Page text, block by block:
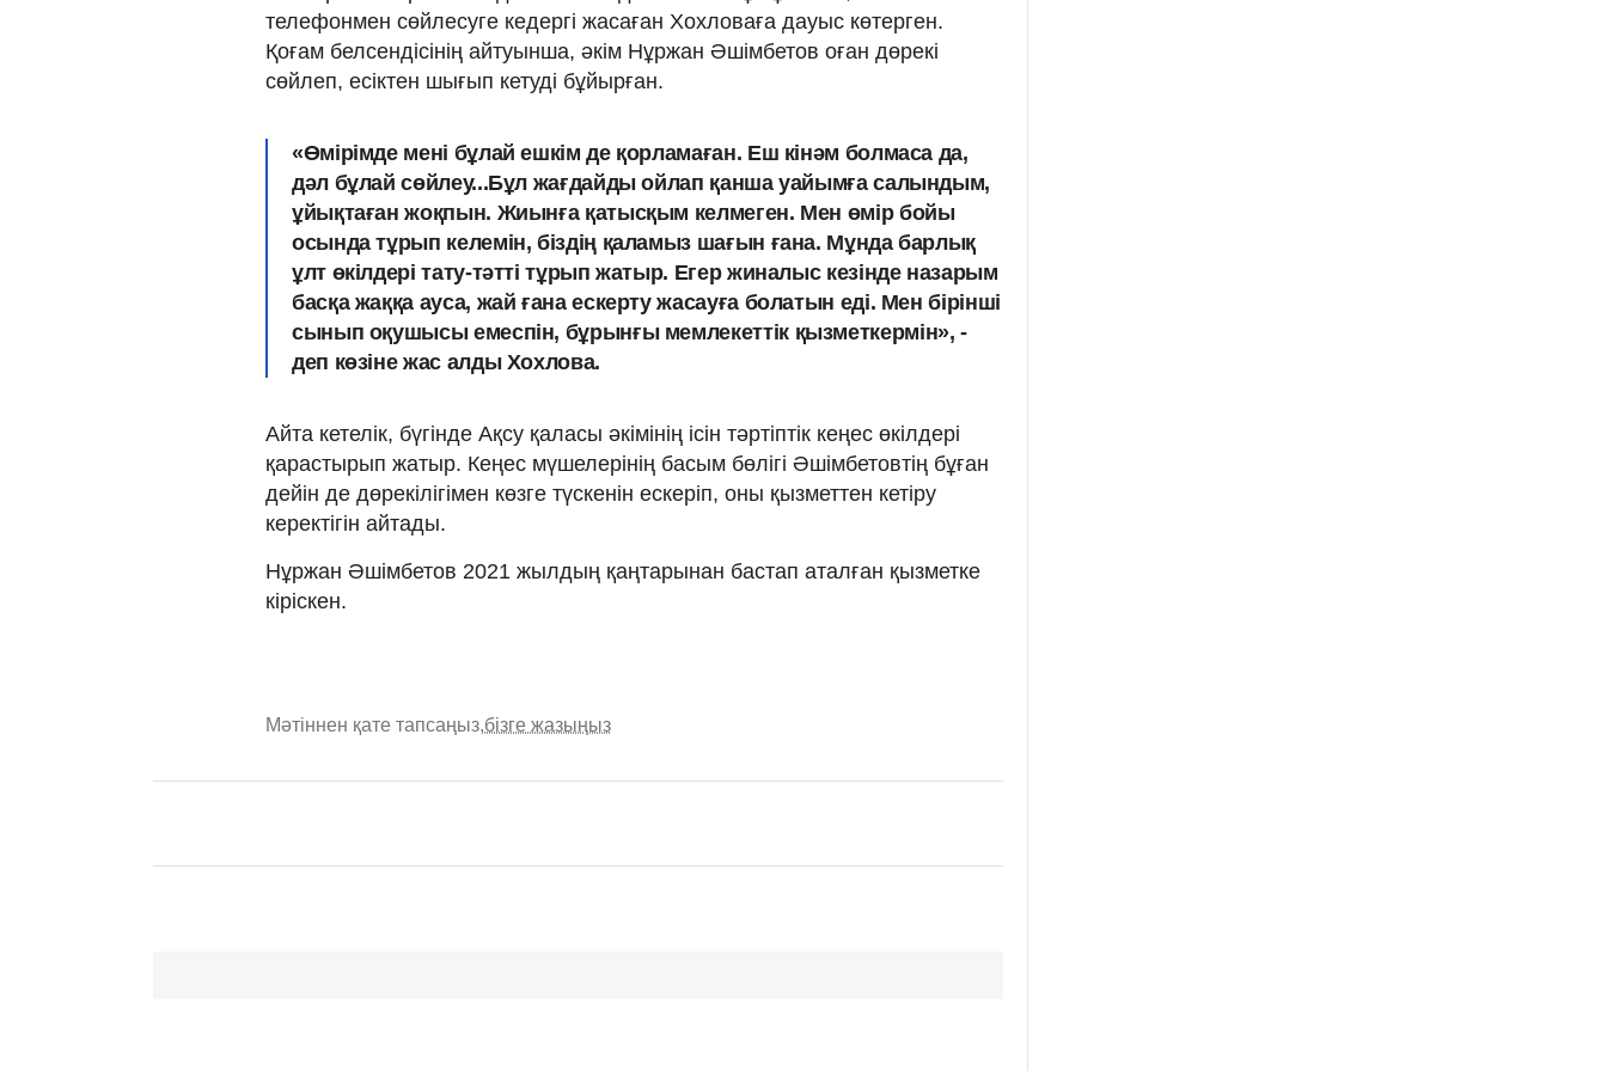
телефонмен сөйлесуге кедергі жасаған Хохловаға дауыс көтерген.
Қоғам белсендісінің айтуынша, әкім Нұржан Әшімбетов оған дөрекі
сөйлеп, есіктен шығып кетуді бұйырған.
«Өмірімде мені бұлай ешкім де қорламаған. Еш кінәм болмаса да,
дәл бұлай сөйлеу...Бұл жағдайды ойлап қанша уайымға салындым,
ұйықтаған жоқпын. Жиынға қатысқым келмеген. Мен өмір бойы
осында тұрып келемін, біздің қаламыз шағын ғана. Мұнда барлық
ұлт өкілдері тату-тәтті тұрып жатыр. Егер жиналыс кезінде назарым
басқа жаққа ауса, жай ғана ескерту жасауға болатын еді. Мен бірінші
сынып оқушысы емеспін, бұрынғы мемлекеттік қызметкермін», -
деп көзіне жас алды Хохлова.
Айта кетелік, бүгінде Ақсу қаласы әкімінің ісін тәртіптік кеңес өкілдері
қарастырып жатыр. Кеңес мүшелерінің басым бөлігі Әшімбетовтің бұған
дейін де дөрекілігімен көзге түскенін ескеріп, оны қызметтен кетіру
керектігін айтады.
Нұржан Әшімбетов 2021 жылдың қаңтарынан бастап аталған қызметке
кіріскен.
Мәтіннен қате тапсаңыз,бізге жазыңыз